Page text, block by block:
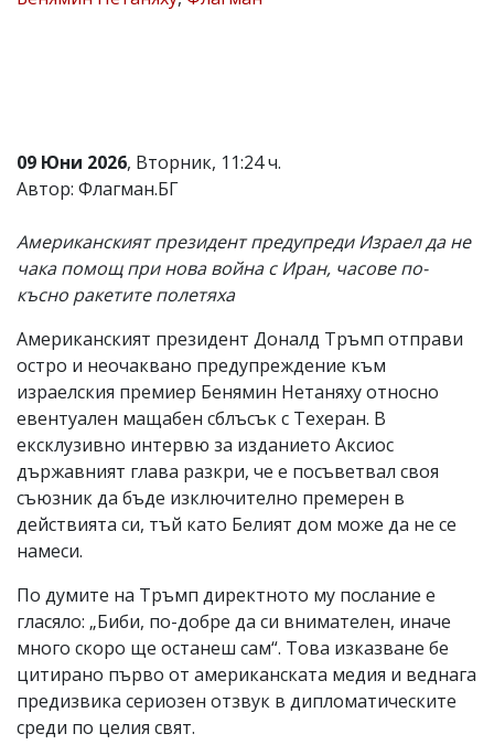
и
редакцията
отговорност
за
тях!
Ако
обиден
за
коментар,
моля
сигнализирайте
09 Юни 2026, Вторник, 11:24 ч.
Автор: Флагман.БГ
Американският президент предупреди Израел да не
чака помощ при нова война с Иран, часове по-
късно ракетите полетяха
Американският президент Доналд Тръмп отправи
остро и неочаквано предупреждение към
израелския премиер Бенямин Нетаняху относно
евентуален мащабен сблъсък с Техеран. В
ексклузивно интервю за изданието Аксиос
държавният глава разкри, че е посъветвал своя
съюзник да бъде изключително премерен в
действията си, тъй като Белият дом може да не се
намеси.
По думите на Тръмп директното му послание е
гласяло: „Биби, по-добре да си внимателен, иначе
много скоро ще останеш сам“. Това изказване бе
цитирано първо от американската медия и веднага
предизвика сериозен отзвук в дипломатическите
среди по целия свят.